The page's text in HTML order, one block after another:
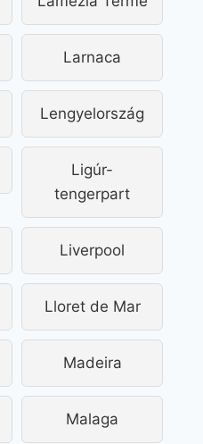
Larnaca
Lengyelország
Ligúr-
tengerpart
Liverpool
Lloret de Mar
Madeira
Malaga